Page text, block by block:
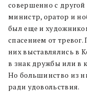
совершенно с
министр, оратор и
был еще и
спасением от
них выставлялись в
в знак дружбы или в
Но большинство из
ради удовольствия.